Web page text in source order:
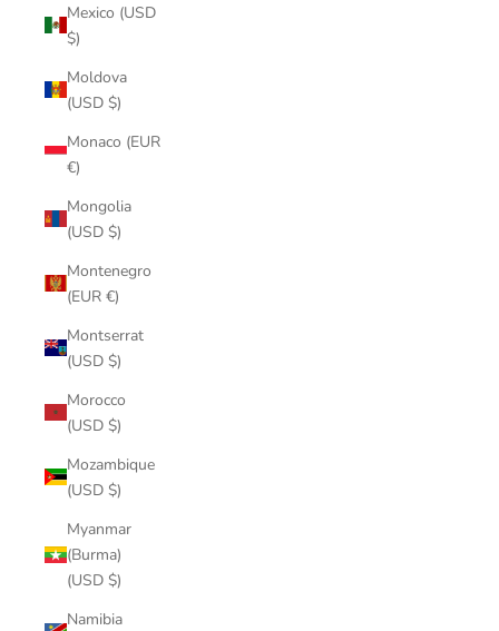
Mexico (USD
$)
Moldova
(USD $)
Monaco (EUR
€)
Mongolia
(USD $)
Montenegro
(EUR €)
Montserrat
(USD $)
Morocco
(USD $)
Mozambique
(USD $)
Myanmar
(Burma)
(USD $)
Namibia